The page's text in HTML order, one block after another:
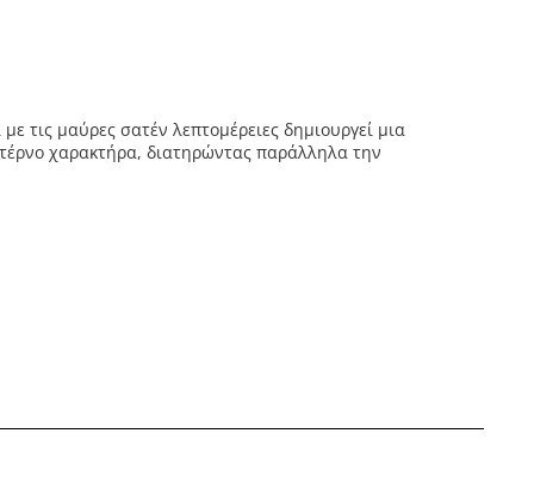
τις μαύρες σατέν λεπτομέρειες δημιουργεί μια
χαρακτήρα, διατηρώντας παράλληλα την